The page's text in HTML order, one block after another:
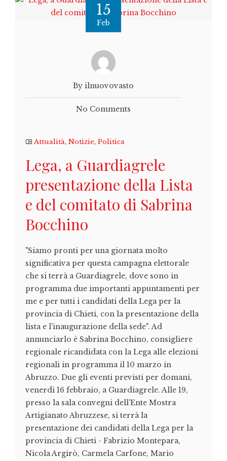
15
Feb
By ilnuovovasto
No Comments
Attualità, Notizie, Politica
Lega, a Guardiagrele
presentazione della Lista
e del comitato di Sabrina
Bocchino
"Siamo pronti per una giornata molto
significativa per questa campagna elettorale
che si terrà a Guardiagrele, dove sono in
programma due importanti appuntamenti per
me e per tutti i candidati della Lega per la
provincia di Chieti, con la presentazione della
lista e l'inaugurazione della sede". Ad
annunciarlo è Sabrina Bocchino, consigliere
regionale ricandidata con la Lega alle elezioni
regionali in programma il 10 marzo in
Abruzzo. Due gli eventi previsti per domani,
venerdì 16 febbraio, a Guardiagrele. Alle 19,
presso la sala convegni dell'Ente Mostra
Artigianato Abruzzese, si terrà la
presentazione dei candidati della Lega per la
provincia di Chieti - Fabrizio Montepara,
Nicola Argirò, Carmela Carfone, Mario